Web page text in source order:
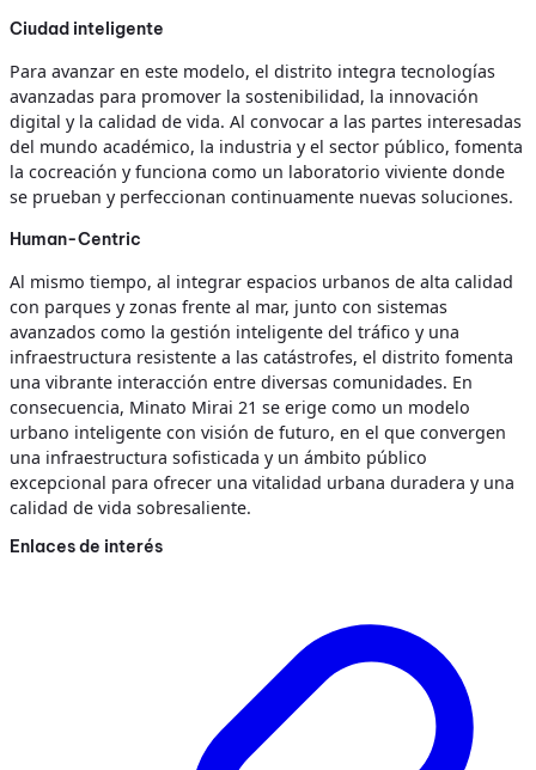
Ciudad inteligente
Para avanzar en este modelo, el distrito integra tecnologías
avanzadas para promover la sostenibilidad, la innovación
digital y la calidad de vida. Al convocar a las partes interesadas
del mundo académico, la industria y el sector público, fomenta
la cocreación y funciona como un laboratorio viviente donde
se prueban y perfeccionan continuamente nuevas soluciones.
Human-Centric
Al mismo tiempo, al integrar espacios urbanos de alta calidad
con parques y zonas frente al mar, junto con sistemas
avanzados como la gestión inteligente del tráfico y una
infraestructura resistente a las catástrofes, el distrito fomenta
una vibrante interacción entre diversas comunidades. En
consecuencia, Minato Mirai 21 se erige como un modelo
urbano inteligente con visión de futuro, en el que convergen
una infraestructura sofisticada y un ámbito público
excepcional para ofrecer una vitalidad urbana duradera y una
calidad de vida sobresaliente.
Enlaces de interés